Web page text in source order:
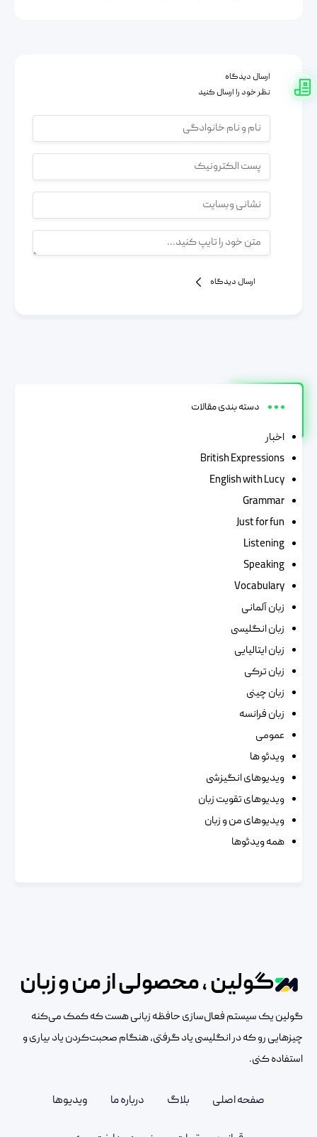
ارسال دیدگاه
نظر خود را ارسال کنید
ارسال دیدگاه
دسته بندی مقالات
اخبار
British Expressions
English with Lucy
Grammar
Just for fun
Listening
Speaking
Vocabulary
زبان آلمانی
زبان انگلیسی
زبان ایتالیایی
زبان ترکی
زبان چینی
زبان فرانسه
عمومی
ویدئو ها
ویدیوهای انگیزشی
ویدیوهای تقویت زبان
ویدیوهای من و زبان
همه ویدئوها
گولین ، محصولی از من و زبان
گولین یک سیستم فعال‌سازی حافظه زبانی هست که کمک می‌کنه
چیزهایی رو که در انگلیسی یاد گرفتی، هنگام صحبت‌کردن یاد بیاری و
استفاده کنی.
صفحه اصلی بلاگ درباره ما ویدیوها